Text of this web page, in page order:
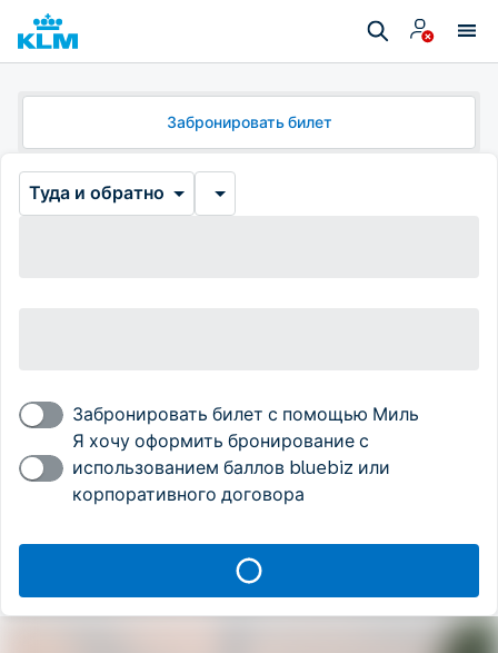
Забронировать билет
Туда и обратно
Забронировать билет с помощью Миль
Я хочу оформить бронирование с
использованием баллов bluebiz или
корпоративного договора